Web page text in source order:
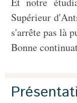
Supérieur
s'arrête pas là
Bonne